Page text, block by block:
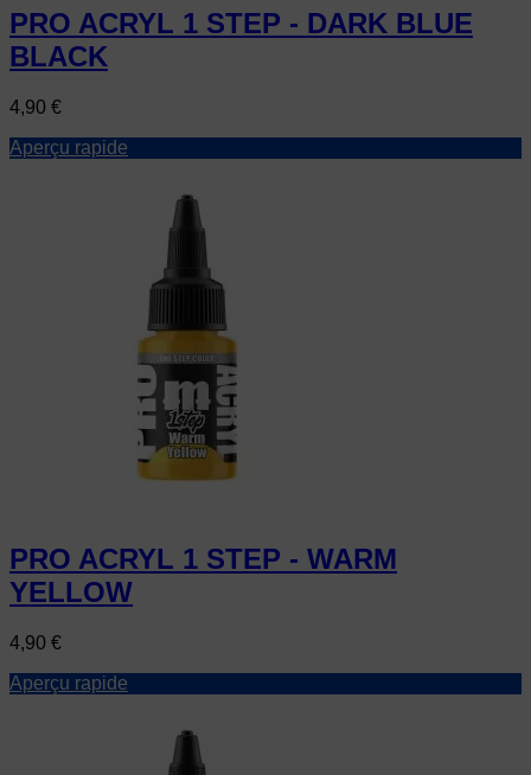
PRO ACRYL 1 STEP - DARK BLUE
BLACK
Prix
4,90 €
Aperçu rapide
PRO ACRYL 1 STEP - WARM
YELLOW
Prix
4,90 €
Aperçu rapide